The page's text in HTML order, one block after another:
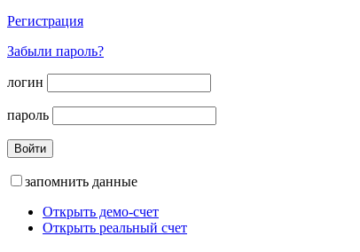
Регистрация
Забыли пароль?
логин
пароль
запомнить данные
Открыть демо-счет
Открыть реальный счет